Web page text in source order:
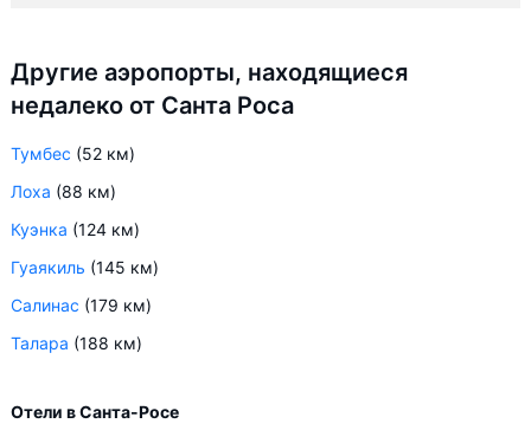
Другие аэропорты, находящиеся
недалеко от Санта Роса
Тумбес (52 км)
Лоха (88 км)
Куэнка (124 км)
Гуаякиль (145 км)
Салинас (179 км)
Талара (188 км)
Отели в Санта-Росе